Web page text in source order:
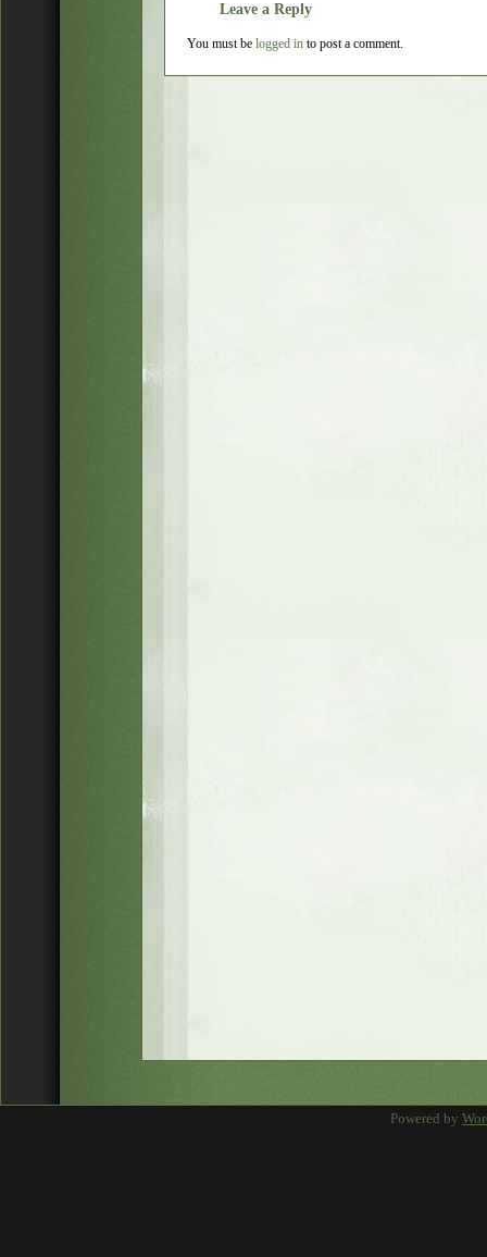
Leave a Reply
You must be logged in to post a comment.
Powered by